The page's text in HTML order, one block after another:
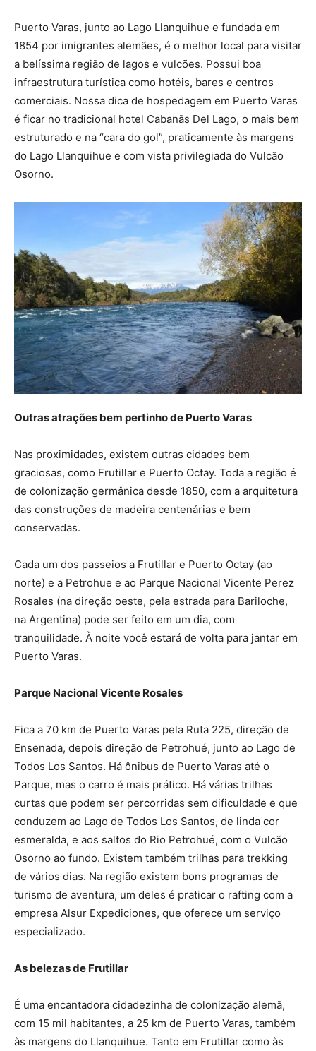
Puerto Varas, junto ao Lago Llanquihue e fundada em
1854 por imigrantes alemães, é o melhor local para visitar
a belíssima região de lagos e vulcões. Possui boa
infraestrutura turística como hotéis, bares e centros
comerciais. Nossa dica de hospedagem em Puerto Varas
é ficar no tradicional hotel Cabanãs Del Lago, o mais bem
estruturado e na “cara do gol”, praticamente às margens
do Lago Llanquihue e com vista privilegiada do Vulcão
Osorno.
Outras atrações bem pertinho de Puerto Varas
Nas proximidades, existem outras cidades bem
graciosas, como Frutillar e Puerto Octay. Toda a região é
de colonização germânica desde 1850, com a arquitetura
das construções de madeira centenárias e bem
conservadas.
Cada um dos passeios a Frutillar e Puerto Octay (ao
norte) e a Petrohue e ao Parque Nacional Vicente Perez
Rosales (na direção oeste, pela estrada para Bariloche,
na Argentina) pode ser feito em um dia, com
tranquilidade. À noite você estará de volta para jantar em
Puerto Varas.
Parque Nacional Vicente Rosales
Fica a 70 km de Puerto Varas pela Ruta 225, direção de
Ensenada, depois direção de Petrohué, junto ao Lago de
Todos Los Santos. Há ônibus de Puerto Varas até o
Parque, mas o carro é mais prático. Há várias trilhas
curtas que podem ser percorridas sem dificuldade e que
conduzem ao Lago de Todos Los Santos, de linda cor
esmeralda, e aos saltos do Rio Petrohué, com o Vulcão
Osorno ao fundo. Existem também trilhas para trekking
de vários dias. Na região existem bons programas de
turismo de aventura, um deles é praticar o rafting com a
empresa Alsur Expediciones, que oferece um serviço
especializado.
As belezas de Frutillar
É uma encantadora cidadezinha de colonização alemã,
com 15 mil habitantes, a 25 km de Puerto Varas, também
às margens do Llanquihue. Tanto em Frutillar como às